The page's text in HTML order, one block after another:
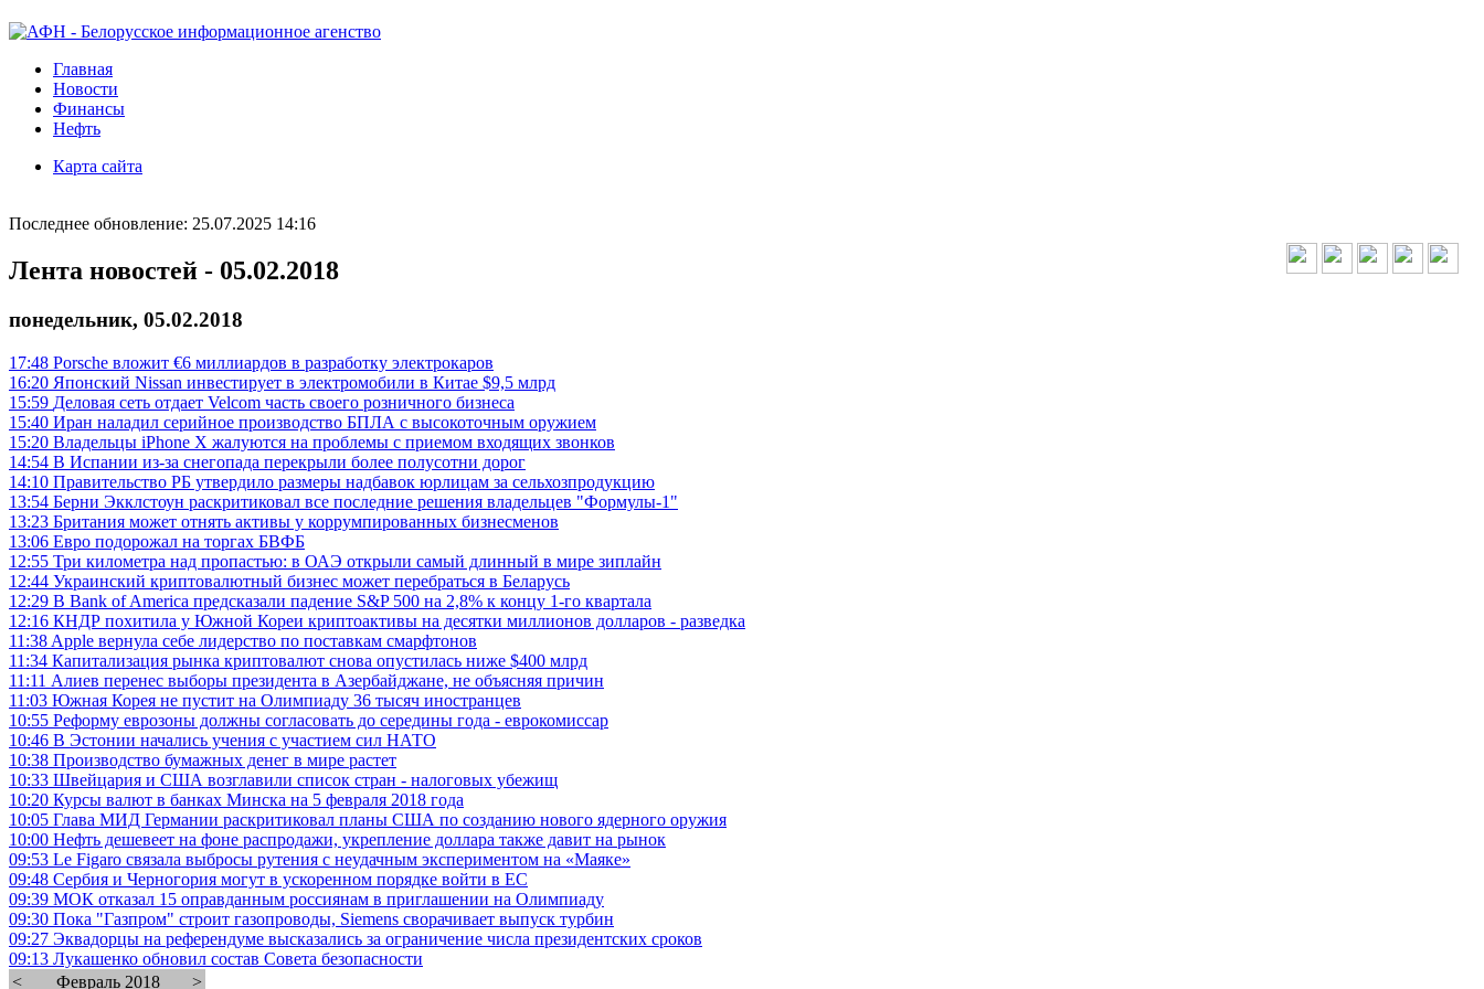
Главная
Новости
Финансы
Нефть
Карта сайта
Последнее обновление: 25.07.2025 14:16
Лента новостей - 05.02.2018
понедельник, 05.02.2018
17:48 Porsche вложит €6 миллиардов в разработку электрокаров
16:20 Японский Nissan инвестирует в электромобили в Китае $9,5 млрд
15:59 Деловая сеть отдает Velcom часть своего розничного бизнеса
15:40 Иран наладил серийное производство БПЛА с высокоточным оружием
15:20 Владельцы iPhone X жалуются на проблемы с приемом входящих звонков
14:54 В Испании из-за снегопада перекрыли более полусотни дорог
14:10 Правительство РБ утвердило размеры надбавок юрлицам за сельхозпродукцию
13:54 Берни Экклстоун раскритиковал все последние решения владельцев "Формулы-1"
13:23 Британия может отнять активы у коррумпированных бизнесменов
13:06 Евро подорожал на торгах БВФБ
12:55 Три километра над пропастью: в ОАЭ открыли самый длинный в мире зиплайн
12:44 Украинский криптовалютный бизнес может перебраться в Беларусь
12:29 В Bank of America предсказали падение S&P 500 на 2,8% к концу 1-го квартала
12:16 КНДР похитила у Южной Кореи криптоактивы на десятки миллионов долларов - разведка
11:38 Apple вернула себе лидерство по поставкам смарфтонов
11:34 Капитализация рынка криптовалют снова опустилась ниже $400 млрд
11:11 Алиев перенес выборы президента в Азербайджане, не объясняя причин
11:03 Южная Корея не пустит на Олимпиаду 36 тысяч иностранцев
10:55 Реформу еврозоны должны согласовать до середины года - еврокомиссар
10:46 В Эстонии начались учения с участием сил НАТО
10:38 Производство бумажных денег в мире растет
10:33 Швейцария и США возглавили список стран - налоговых убежищ
10:20 Курсы валют в банках Минска на 5 февраля 2018 года
10:05 Глава МИД Германии раскритиковал планы США по созданию нового ядерного оружия
10:00 Нефть дешевеет на фоне распродажи, укрепление доллара также давит на рынок
09:53 Le Figaro связала выбросы рутения с неудачным экспериментом на «Маяке»
09:48 Сербия и Черногория могут в ускоренном порядке войти в ЕС
09:39 МОК отказал 15 оправданным россиянам в приглашении на Олимпиаду
09:30 Пока "Газпром" строит газопроводы, Siemens сворачивает выпуск турбин
09:27 Эквадорцы на референдуме высказались за ограничение числа президентских сроков
09:13 Лукашенко обновил состав Совета безопасности
<
Февраль 2018 >